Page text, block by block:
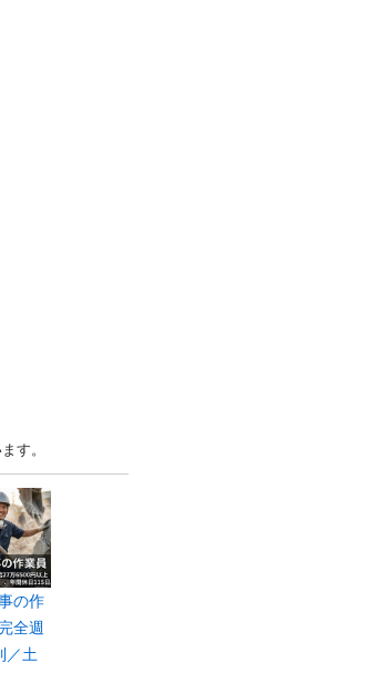
す。
の作
全週
／土